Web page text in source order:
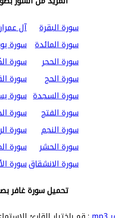
سورة البقرة
آل
سورة المائدة سورة
سورة الحجر
سورة
سورة الحج
سورة
سورة السجدة سورة
سورة الفتح
سورة
سورة النجم
سورة
سورة الحشر
سورة
سورة الانشقاقسورة
تحميل سورة غافر